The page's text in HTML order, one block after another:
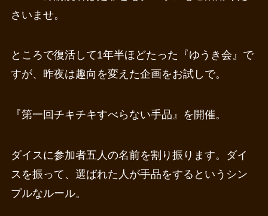
さいませ。
ところで復活して1年半ほどたった『ゆうき会』で
すが、昨夜は趣向を変えた企画をお試しで。
『第一回チキチキすべらない手品』を開催。
ダイスに参加者五人の名前を割り振ります。ダイ
スを振って、選ばれた人が手品をするというシン
プルなルール。